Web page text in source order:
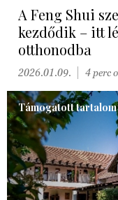
A Feng Shui
kezdődik – itt
otthonodba
2026.01.09. 4 perc
Támogatott tartalom